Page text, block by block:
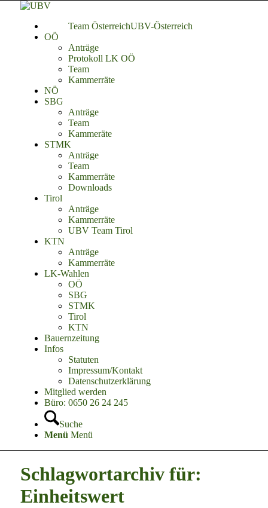
UBV-Österreich
Team Österreich
OÖ
Anträge
Protokoll LK OÖ
Team
Kammerräte
NÖ
SBG
Anträge
Team
Kammeräte
STMK
Anträge
Team
Kammerräte
Downloads
Tirol
Anträge
Kammerräte
UBV Team Tirol
KTN
Anträge
Kammerräte
LK-Wahlen
OÖ
SBG
STMK
Tirol
KTN
Bauernzeitung
Infos
Statuten
Impressum/Kontakt
Datenschutzerklärung
Mitglied werden
Büro: 0650 26 24 245
Suche
Menü Menü
Schlagwortarchiv für:
Einheitswert